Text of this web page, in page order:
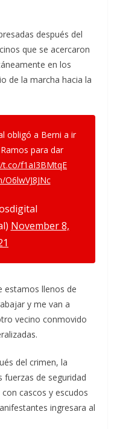
después del
que se acercaron
en los
de la marcha hacia la
obligó a Berni a ir
para dar
t.co/f1aI3BMtqE
November 8,
estamos llenos de
y me van a
vecino conmovido
del crimen, la
de seguridad
cascos y escudos
ingresara al